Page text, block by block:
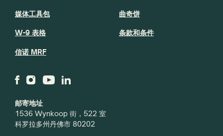
邮寄地址
1536 Wynkoop 街，522 室
科罗拉多州丹佛市 80202
媒体工具包
W-9 表格
信诺 MRF
曲奇饼
条款和条件